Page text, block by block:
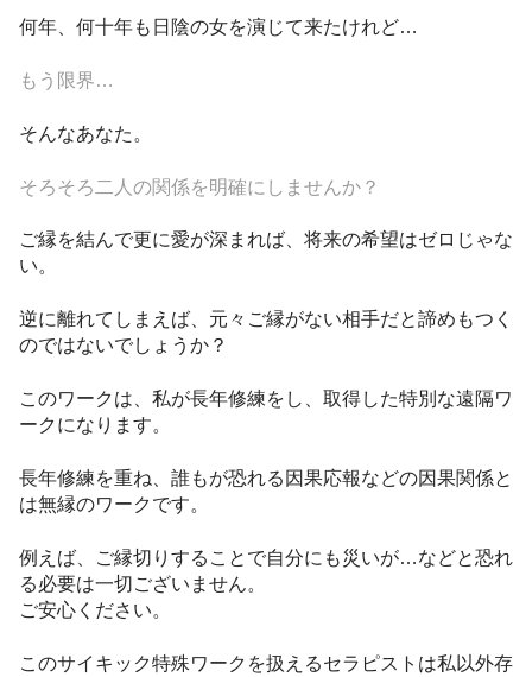
何年、何十年も日陰の女を演じて来たけれど…
もう限界…
そんなあなた。
そろそろ二人の関係を明確にしませんか？
ご縁を結んで更に愛が深まれば、将来の希望はゼロじゃな
い。
逆に離れてしまえば、元々ご縁がない相手だと諦めもつく
のではないでしょうか？
このワークは、私が長年修練をし、取得した特別な遠隔ワ
ークになります。
長年修練を重ね、誰もが恐れる因果応報などの因果関係と
は無縁のワークです。
例えば、ご縁切りすることで自分にも災いが…などと恐れ
る必要は一切ございません。
ご安心ください。
このサイキック特殊ワークを扱えるセラピストは私以外存